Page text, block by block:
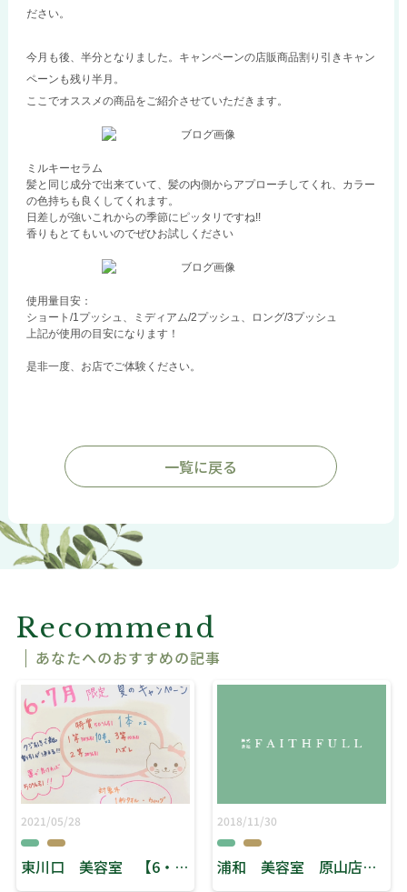
ださい。
今月も後、半分となりました。キャンペーンの店販商品割り引きキャン
ペーンも残り半月。
ここでオススメの商品をご紹介させていただきます。
ミルキーセラム
髪と同じ成分で出来ていて、髪の内側からアプローチしてくれ、カラー
の色持ちも良くしてくれます。
日差しが強いこれからの季節にピッタリですね!!
香りもとてもいいのでぜひお試しください
使用量目安：
ショート/1プッシュ、ミディアム/2プッシュ、ロング/3プッシュ
上記が使用の目安になります！
是非一度、お店でご体験ください。
一覧に戻る
Recommend
あなたへのおすすめの記事
2021/05/28
東川口 美容室 【6・７月店販商品キャンペーン】
2018/11/30
浦和 美容室 原山店 ヘアースタジオリーブス